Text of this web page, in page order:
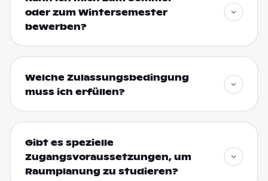
oder zum Wintersemester
bewerben?
Welche Zulassungsbedingung
muss ich erfüllen?
Gibt es spezielle
Zugangsvoraussetzungen, um
Raumplanung zu studieren?